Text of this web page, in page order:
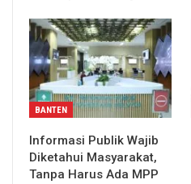
BANTEN
Informasi Publik Wajib
Diketahui Masyarakat,
Tanpa Harus Ada MPP